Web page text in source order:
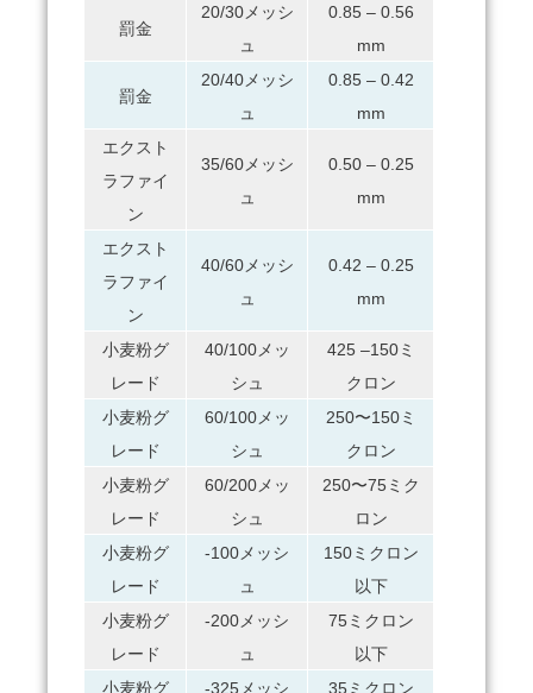
罰金
20/30メッシ
ュ
0.85 – 0.56
mm
罰金
20/40メッシ
ュ
0.85 – 0.42
mm
エクスト
ラファイ
ン
35/60メッシ
ュ
0.50 – 0.25
mm
エクスト
ラファイ
ン
40/60メッシ
ュ
0.42 – 0.25
mm
小麦粉グ
レード
40/100メッ
シュ
425 –150ミ
クロン
小麦粉グ
レード
60/100メッ
シュ
250〜150ミ
クロン
小麦粉グ
レード
60/200メッ
シュ
250〜75ミク
ロン
小麦粉グ
レード
-100メッシ
ュ
150ミクロン
以下
小麦粉グ
レード
-200メッシ
ュ
75ミクロン
以下
小麦粉グ
-325メッシ 35ミクロン